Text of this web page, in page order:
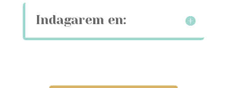
Indagarem en: